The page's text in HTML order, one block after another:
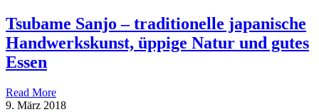
Tsubame Sanjo – traditionelle japanische
Handwerkskunst, üppige Natur und gutes
Essen
Read More
9. März 2018